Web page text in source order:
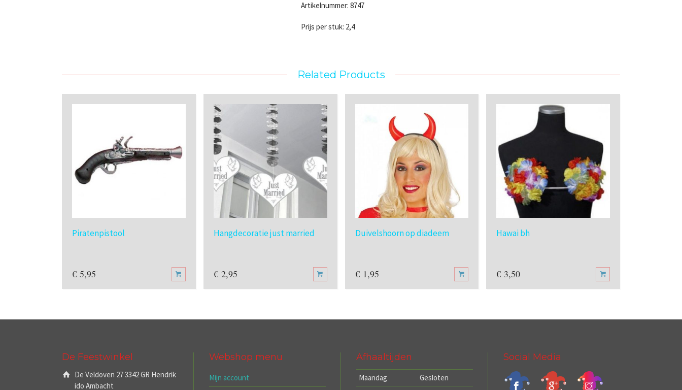
Artikelnummer: 8747
Prijs per stuk: 2,4
Related Products
Piratenpistool
€ 5,95
Hangdecoratie just married
€2,95
Duivelshoorn op diadeem
€1,95
Hawai bh
€ 3,50
De Feestwinkel
De Veldoven 27 3342 GR Hendrik
ido Ambacht
Webshop menu
Mijn account
Afhaaltijden
Maandag
Gesloten
Social Media